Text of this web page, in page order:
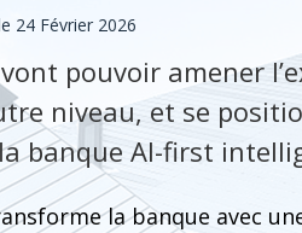
24 Février 2026
pouvoir amener
niveau, et se
banque AI-first
la banque avec